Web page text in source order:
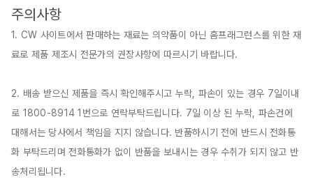
주의사항
1. CW 사이트에서 판매하는 재료는 의약품이 아닌 홈프래그런스를 위한 재
료로 제품 제조시 전문가의 권장사항에 따르시기 바랍니다.
2. 배송 받으신 제품을 즉시 확인해주시고 누락, 파손이 있는 경우 7일이내
로 1800-8914 1번으로 연락부탁드립니다. 7일 이상 된 누락, 파손건에
대해서는 당사에서 책임을 지지 않습니다. 반품하시기 전에 반드시 전화통
화 부탁드리며 전화통화가 없이 반품을 보내시는 경우 수취가 되지 않고 반
송처리됩니다.